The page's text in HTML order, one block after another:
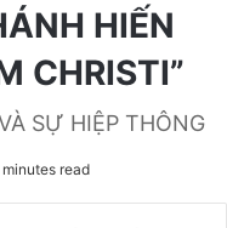
HIẾN
CHRISTI”
SỰ HIỆP THÔNG
minutes read